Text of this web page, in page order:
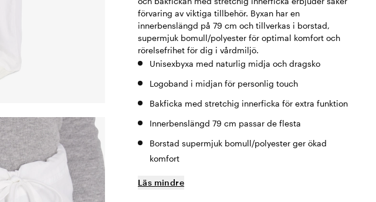
förvaring av viktiga tillbehör. Byxan har en
innerbenslängd på 79 cm och tillverkas i borstad,
supermjuk bomull/polyester för optimal komfort och
rörelsefrihet för dig i vårdmiljö.
Unisexbyxa med naturlig midja och dragsko
Logoband i midjan för personlig touch
Bakficka med stretchig innerficka för extra funktion
Innerbenslängd 79 cm passar de flesta
Borstad supermjuk bomull/polyester ger ökad
komfort
Läs mindre